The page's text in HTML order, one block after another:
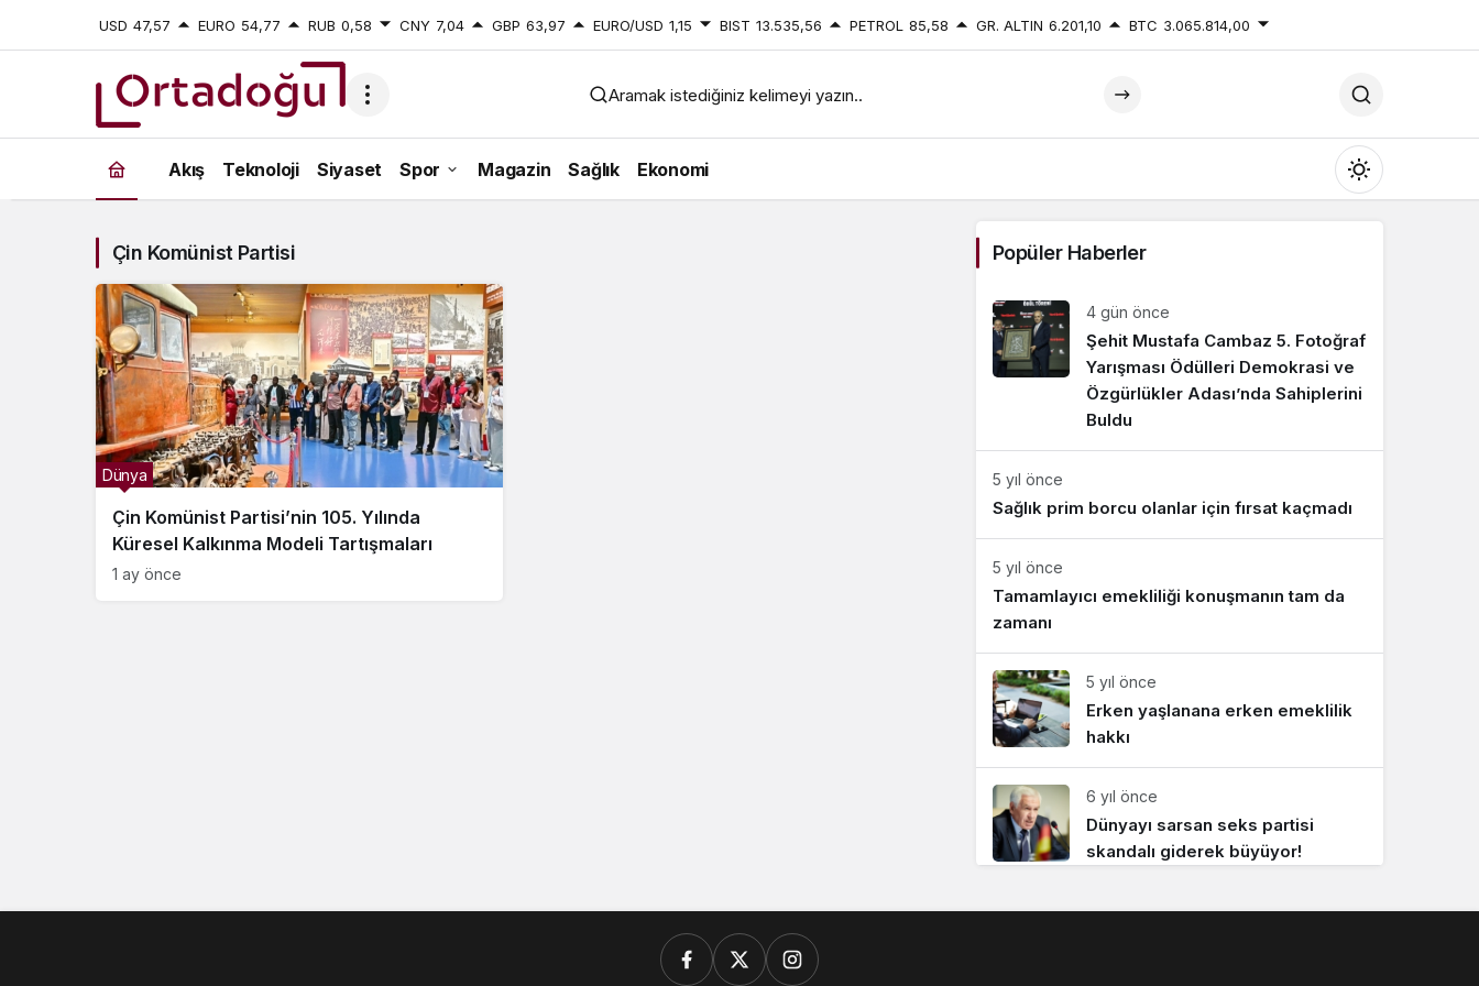
USD 47,57 EURO 54,77 RUB 0,58 CNY 7,04 GBP 63,97 EURO/USD 1,15 BIST 13.535,56 PETROL 85,58 GR. ALTIN 6.201,10 BTC 3.065.814,00
Çin
Komünist
Partisi
Haberleri
Aramak istediğiniz kelimeyi yazın..
Akış Teknoloji Siyaset Spor Magazin Sağlık Ekonomi
Mod
değiştir
Gündüz Modu
Gündüz modunu seçin.
Gece Modu
Gece modunu seçin.
Sistem Modu
Sistem modunu seçin.
Çin Komünist Partisi
Çin Komünist Partisi’nin 105. Yılında
Küresel Kalkınma Modeli Tartışmaları
Dünya
1 ay önce
Popüler Haberler
4 gün önce
Şehit Mustafa Cambaz 5. Fotoğraf
Yarışması Ödülleri Demokrasi ve
Özgürlükler Adası’nda Sahiplerini
Buldu
5 yıl önce
Sağlık prim borcu olanlar için fırsat kaçmadı
5 yıl önce
Tamamlayıcı emekliliği konuşmanın tam da
zamanı
5 yıl önce
Erken yaşlanana erken emeklilik
hakkı
6 yıl önce
Dünyayı sarsan seks partisi
skandalı giderek büyüyor!